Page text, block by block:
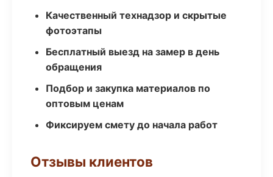
Качественный технадзор и скрытые
фотоэтапы
Бесплатный выезд на замер в день
обращения
Подбор и закупка материалов по
оптовым ценам
Фиксируем смету до начала работ
Отзывы клиентов